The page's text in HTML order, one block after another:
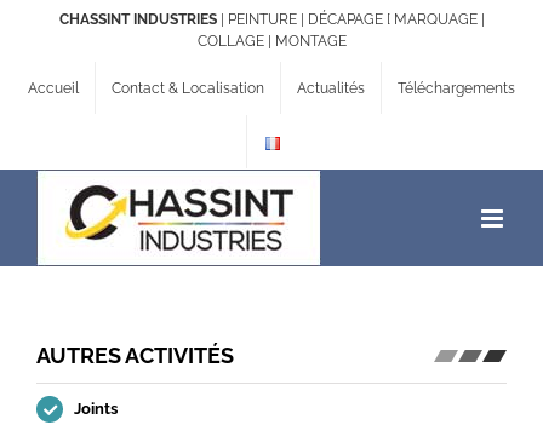
CHASSINT INDUSTRIES| PEINTURE | DÉCAPAGE [ MARQUAGE |
COLLAGE | MONTAGE
Accueil Contact & Localisation Actualités Téléchargements
AUTRES ACTIVITÉS
Joints